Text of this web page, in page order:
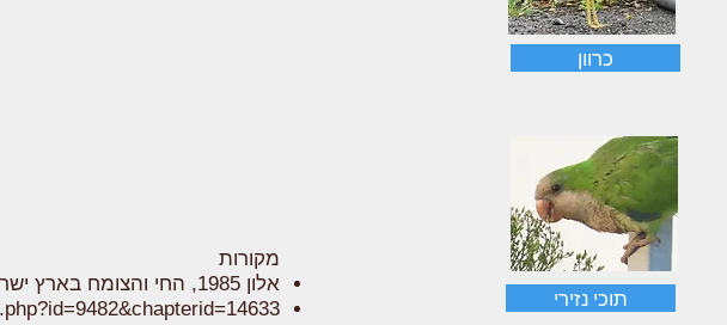
מקורות
אלון 1985, החי והצומח בארץ ישראל - כרך 9, צמחים חסרי פרחים
כרוון
תוכי נזירי